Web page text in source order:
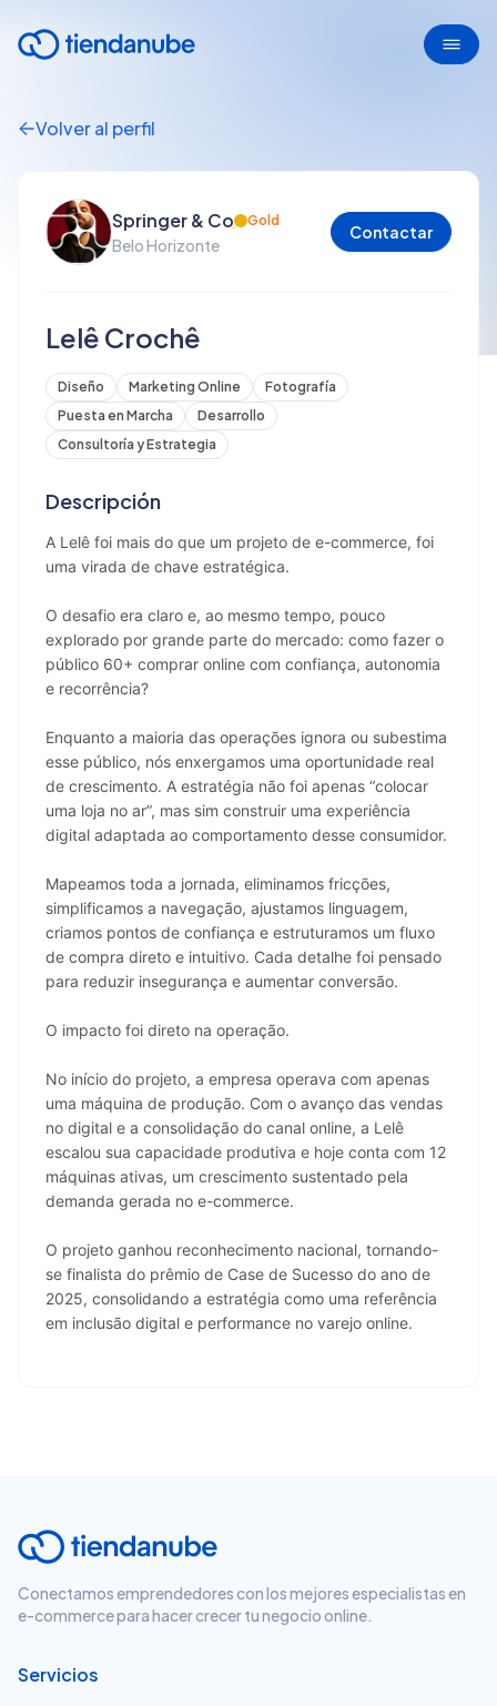
Volver al perfil
Springer & Co Gold
Belo Horizonte
Contactar
Lelê Crochê
Diseño Marketing Online
Fotografía
Puesta en Marcha
Desarrollo
Consultoría y Estrategia
Descripción
A Lelê foi mais do que um projeto de e-commerce, foi
uma virada de chave estratégica.
O desafio era claro e, ao mesmo tempo, pouco
explorado por grande parte do mercado: como fazer o
público 60+ comprar online com confiança, autonomia
e recorrência?
Enquanto a maioria das operações ignora ou subestima
esse público, nós enxergamos uma oportunidade real
de crescimento. A estratégia não foi apenas “colocar
uma loja no ar”, mas sim construir uma experiência
digital adaptada ao comportamento desse consumidor.
Mapeamos toda a jornada, eliminamos fricções,
simplificamos a navegação, ajustamos linguagem,
criamos pontos de confiança e estruturamos um fluxo
de compra direto e intuitivo. Cada detalhe foi pensado
para reduzir insegurança e aumentar conversão.
O impacto foi direto na operação.
No início do projeto, a empresa operava com apenas
uma máquina de produção. Com o avanço das vendas
no digital e a consolidação do canal online, a Lelê
escalou sua capacidade produtiva e hoje conta com 12
máquinas ativas, um crescimento sustentado pela
demanda gerada no e-commerce.
O projeto ganhou reconhecimento nacional, tornando-
se finalista do prêmio de Case de Sucesso do ano de
2025, consolidando a estratégia como uma referência
em inclusão digital e performance no varejo online.
Conectamos emprendedores con los mejores especialistas en
e-commerce para hacer crecer tu negocio online.
Servicios